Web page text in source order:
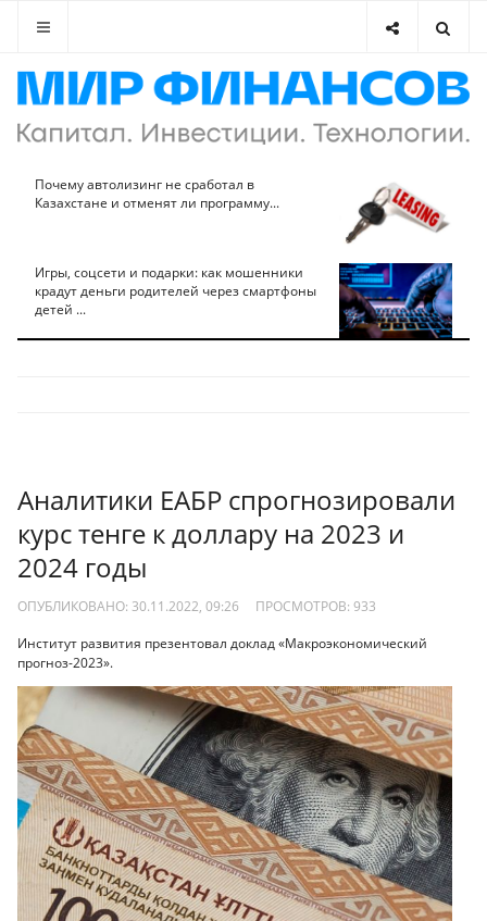
Почему автолизинг не сработал в
Казахстане и отменят ли программу...
Игры, соцсети и подарки: как мошенники
крадут деньги родителей через смартфоны
детей ...
Аналитики ЕАБР спрогнозировали
курс тенге к доллару на 2023 и
2024 годы
ОПУБЛИКОВАНО: 30.11.2022, 09:26 ПРОСМОТРОВ: 933
Институт развития презентовал доклад «Макроэкономический
прогноз-2023».